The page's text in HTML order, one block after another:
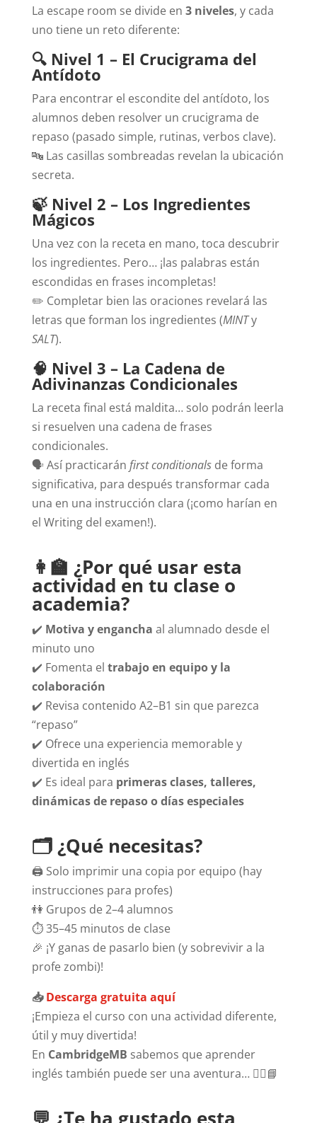
La escape room se divide en 3 niveles, y cada
uno tiene un reto diferente:
🔍 Nivel 1 – El Crucigrama del
Antídoto
Para encontrar el escondite del antídoto, los
alumnos deben resolver un crucigrama de
repaso (pasado simple, rutinas, verbos clave).
🔤 Las casillas sombreadas revelan la ubicación
secreta.
🍃 Nivel 2 – Los Ingredientes
Mágicos
Una vez con la receta en mano, toca descubrir
los ingredientes. Pero… ¡las palabras están
escondidas en frases incompletas!
✏️ Completar bien las oraciones revelará las
letras que forman los ingredientes (MINTy
SALT).
🧠 Nivel 3 – La Cadena de
Adivinanzas Condicionales
La receta final está maldita… solo podrán leerla
si resuelven una cadena de frases
condicionales.
🗣️ Así practicarán first conditionalsde forma
significativa, para después transformar cada
una en una instrucción clara (¡como harían en
el Writing del examen!).
👩‍🏫 ¿Por qué usar esta
actividad en tu clase o
academia?
✔️ Motiva y engancha al alumnado desde el
minuto uno
✔️ Fomenta el trabajo en equipo y la
colaboración
✔️ Revisa contenido A2–B1 sin que parezca
“repaso”
✔️ Ofrece una experiencia memorable y
divertida en inglés
✔️ Es ideal para primeras clases, talleres,
dinámicas de repaso o días especiales
🗂️ ¿Qué necesitas?
🖨️ Solo imprimir una copia por equipo (hay
instrucciones para profes)
👫 Grupos de 2–4 alumnos
⏱️ 35–45 minutos de clase
🎉 ¡Y ganas de pasarlo bien (y sobrevivir a la
profe zombi)!
📥Descarga gratuita aquí
¡Empieza el curso con una actividad diferente,
útil y muy divertida!
En CambridgeMB sabemos que aprender
inglés también puede ser una aventura… 🧟‍♀️📘